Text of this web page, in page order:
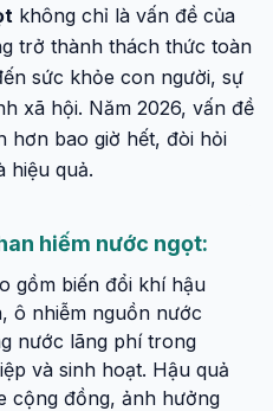
không chỉ là vấn đề của
trở thành thách thức toàn
sức khỏe con người, sự
xã hội. Năm 2026, vấn đề
hơn bao giờ hết, đòi hỏi
hiệu quả.
hiếm nước ngọt:
gồm biến đổi khí hậu
ô nhiễm nguồn nước
nước lãng phí trong
và sinh hoạt. Hậu quả
cộng đồng, ảnh hưởng